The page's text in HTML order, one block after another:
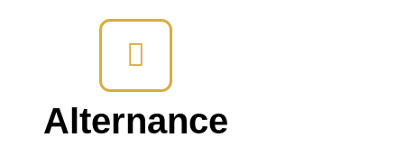
Alternance